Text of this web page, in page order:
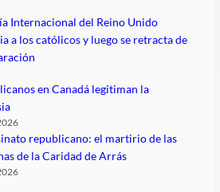
Internacional del Reino Unido
a los católicos y luego se retracta de
en Canadá legitiman la
republicano: el martirio de las
de la Caridad de Arrás